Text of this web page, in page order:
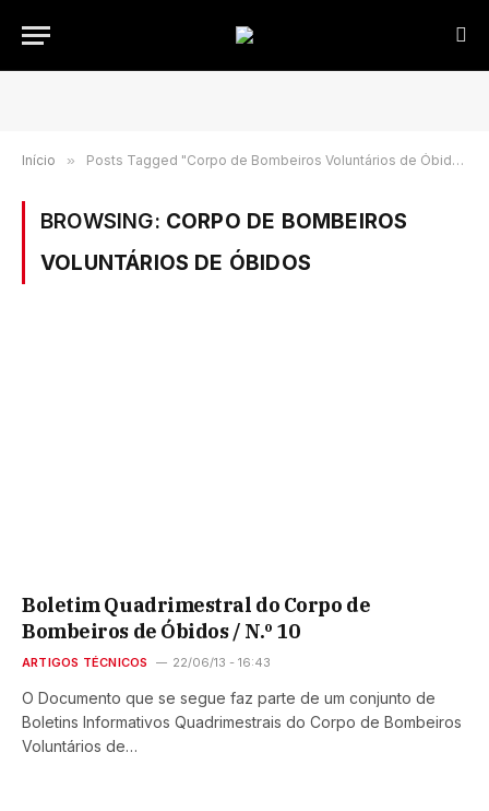
Início » Posts Tagged "Corpo de Bombeiros Voluntários de Óbidos"
BROWSING: CORPO DE BOMBEIROS
VOLUNTÁRIOS DE ÓBIDOS
Boletim Quadrimestral do Corpo de
Bombeiros de Óbidos / N.º 10
ARTIGOS TÉCNICOS 22/06/13 - 16:43
O Documento que se segue faz parte de um conjunto de
Boletins Informativos Quadrimestrais do Corpo de Bombeiros
Voluntários de…